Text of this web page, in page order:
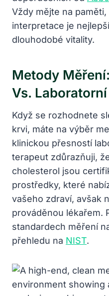
Vždy mějte na
interpretace je
dlouhodobé vitality.
Metody
Vs.
Když se rozhodnete
krvi, máte na výběr
klinickou přesností
terapeut zdůrazňuji,
cholesterol jsou
prostředky, které
vašeho zdraví, avšak
prováděnou lékařem.
standardech měření
přehledu na NIST.